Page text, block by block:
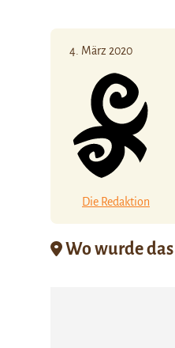
4. März 2020
Die Redaktion
Wo wurde